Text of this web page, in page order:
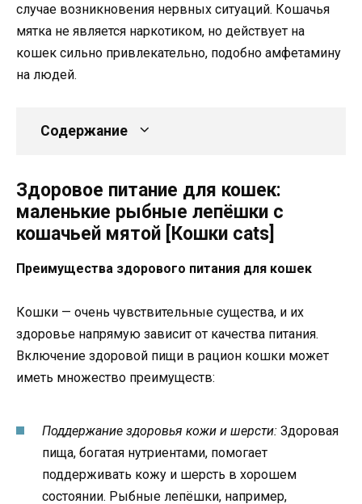
случае возникновения нервных ситуаций. Кошачья
мятка не является наркотиком, но действует на
кошек сильно привлекательно, подобно амфетамину
на людей.
Содержание
Здоровое питание для кошек:
маленькие рыбные лепёшки с
кошачьей мятой [Кошки cats]
Преимущества здорового питания для кошек
Кошки — очень чувствительные существа, и их
здоровье напрямую зависит от качества питания.
Включение здоровой пищи в рацион кошки может
иметь множество преимуществ:
Поддержание здоровья кожи и шерсти: Здоровая
пища, богатая нутриентами, помогает
поддерживать кожу и шерсть в хорошем
состоянии. Рыбные лепёшки, например,